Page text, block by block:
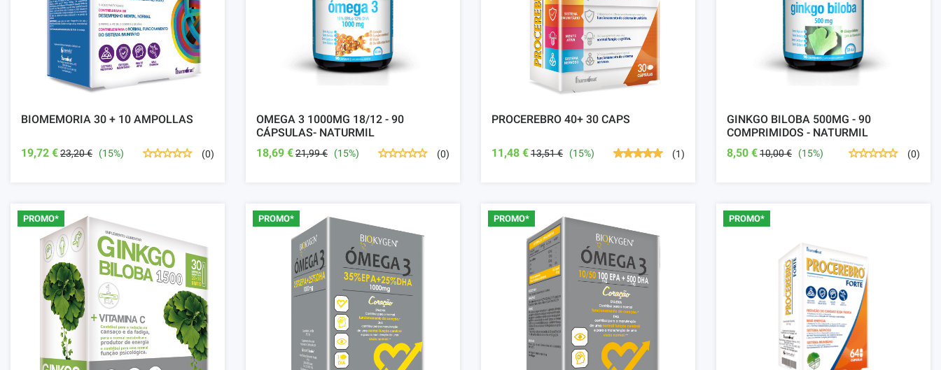
BIOMEMORIA 30 + 10 AMPOLLAS
19,72 €23,20 € (15%) (0)
OMEGA 3 1000MG 18/12 - 90
CÁPSULAS- NATURMIL
18,69 €21,99 € (15%) (0)
PROCEREBRO 40+ 30 CAPS
11,48 €13,51 € (15%) (1)
GINKGO BILOBA 500MG - 90
COMPRIMIDOS - NATURMIL
8,50 €10,00 € (15%) (0)
PROMO* PROMO* PROMO* PROMO*